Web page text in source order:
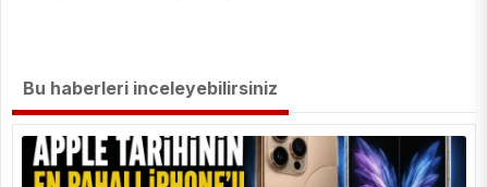
Bu haberleri inceleyebilirsiniz